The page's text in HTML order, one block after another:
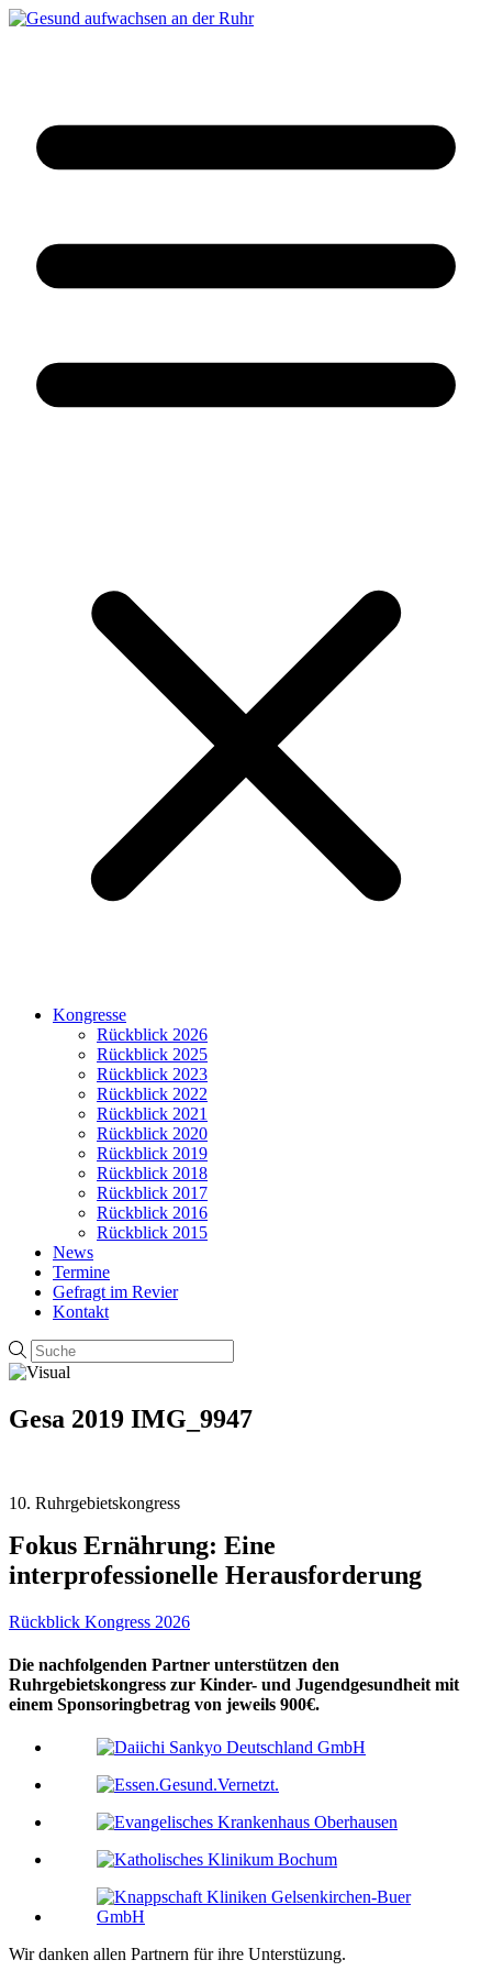
Kongresse
Rückblick 2026
Rückblick 2025
Rückblick 2023
Rückblick 2022
Rückblick 2021
Rückblick 2020
Rückblick 2019
Rückblick 2018
Rückblick 2017
Rückblick 2016
Rückblick 2015
News
Termine
Gefragt im Revier
Kontakt
Gesa 2019 IMG_9947
10. Ruhrgebietskongress
Fokus Ernährung: Eine
interprofessionelle Herausforderung
Rückblick Kongress 2026
Die nachfolgenden Partner unterstützen den
Ruhrgebietskongress zur Kinder- und Jugendgesundheit mit
einem Sponsoringbetrag von jeweils 900€.
Wir danken allen Partnern für ihre Unterstüzung.